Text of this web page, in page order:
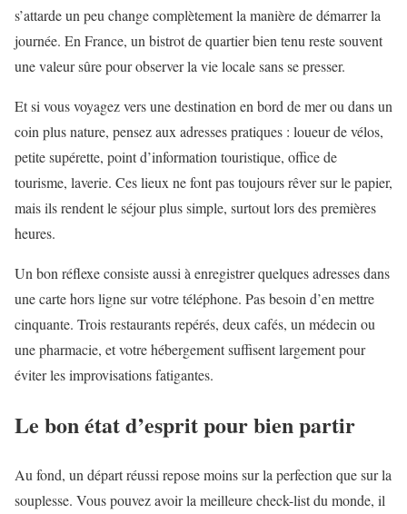
s’attarde un peu change complètement la manière de démarrer la
journée. En France, un bistrot de quartier bien tenu reste souvent
une valeur sûre pour observer la vie locale sans se presser.
Et si vous voyagez vers une destination en bord de mer ou dans un
coin plus nature, pensez aux adresses pratiques : loueur de vélos,
petite supérette, point d’information touristique, office de
tourisme, laverie. Ces lieux ne font pas toujours rêver sur le papier,
mais ils rendent le séjour plus simple, surtout lors des premières
heures.
Un bon réflexe consiste aussi à enregistrer quelques adresses dans
une carte hors ligne sur votre téléphone. Pas besoin d’en mettre
cinquante. Trois restaurants repérés, deux cafés, un médecin ou
une pharmacie, et votre hébergement suffisent largement pour
éviter les improvisations fatigantes.
Le bon état d’esprit pour bien partir
Au fond, un départ réussi repose moins sur la perfection que sur la
souplesse. Vous pouvez avoir la meilleure check-list du monde, il